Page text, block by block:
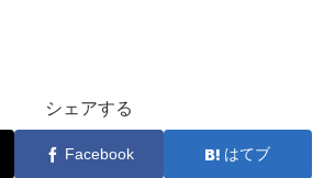
シェアする
Facebook はてブ